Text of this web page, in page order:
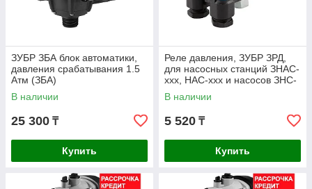
ЗУБР ЗБА блок автоматики,
давления срабатывания 1.5
Атм (ЗБА)
В наличии
25 300 ₸
Купить
Реле давления, ЗУБР ЗРД,
для насосных станций ЗНАС-
ххх, НАС-ххх и насосов ЗНС-
ххх, НС-хх, рабочее
давление 1.4
В наличии
5 520 ₸
Купить